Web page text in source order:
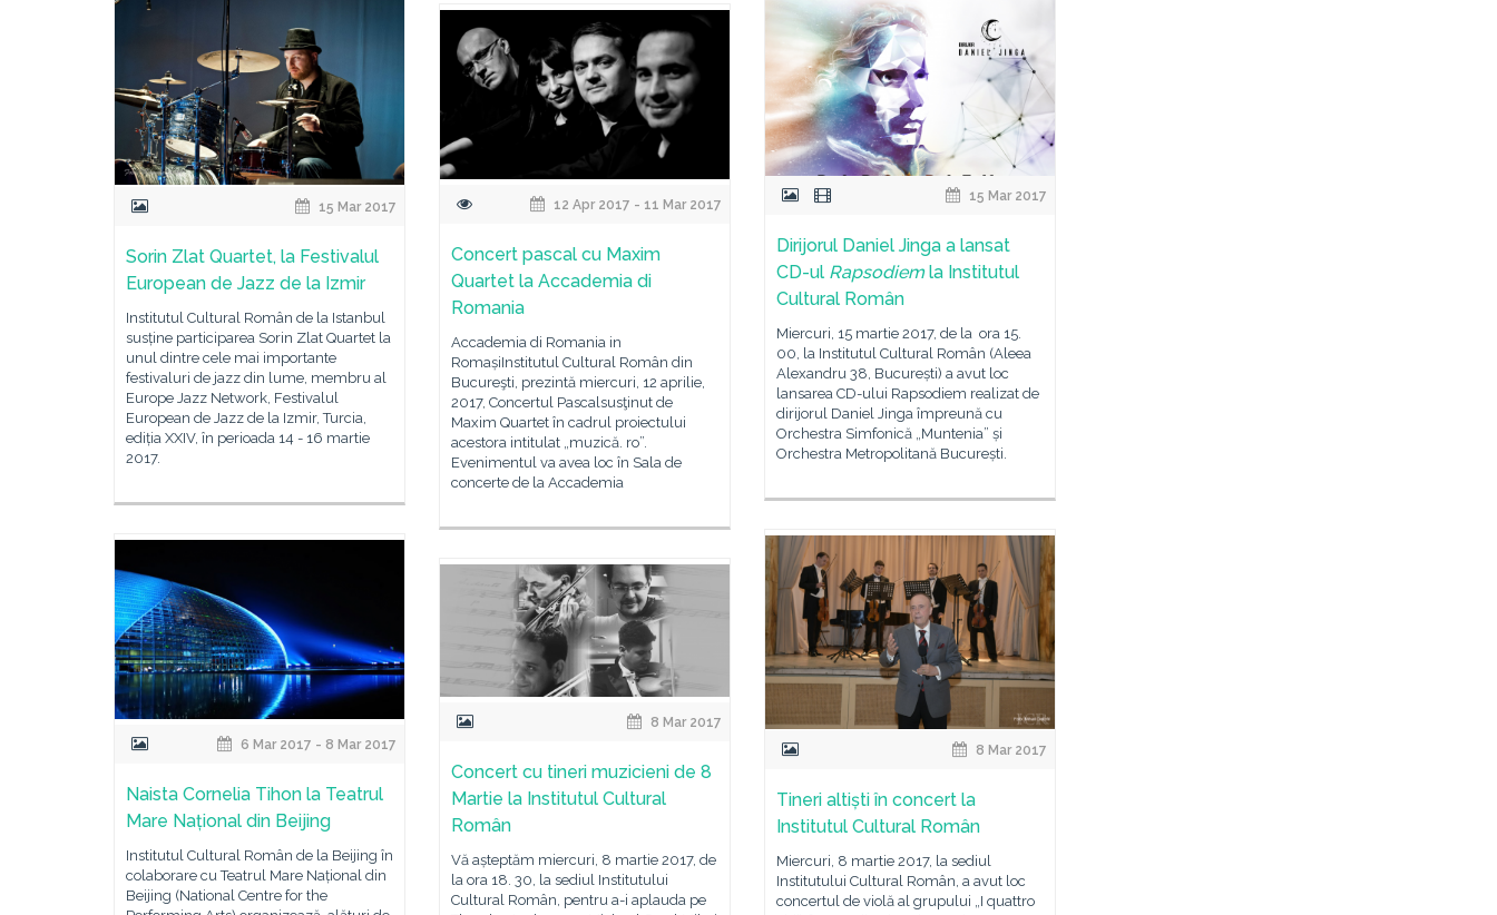
15 Mar 2017
Dirijorul Daniel Jinga a lansat
CD-ul Rapsodiemla Institutul
Cultural Român
Miercuri, 15 martie 2017, de la ora 15.
00, la Institutul Cultural Român (Aleea
Alexandru 38, București) a avut loc
lansarea CD-ului Rapsodiem realizat de
dirijorul Daniel Jinga împreună cu
Orchestra Simfonică „Muntenia” și
Orchestra Metropolitană București.
15 Mar 2017
Sorin Zlat Quartet, la Festivalul
European de Jazz de la Izmir
Institutul Cultural Român de la Istanbul
susține participarea Sorin Zlat Quartet la
unul dintre cele mai importante
festivaluri de jazz din lume, membru al
Europe Jazz Network, Festivalul
European de Jazz de la Izmir, Turcia,
ediția XXIV, în perioada 14 - 16 martie
2017.
12 Apr 2017 - 11 Mar 2017
Concert pascal cu Maxim
Quartet la Accademia di
Romania
Accademia di Romania in
RomașiInstitutul Cultural Român din
Bucureşti, prezintă miercuri, 12 aprilie,
2017, Concertul Pascalsusţinut de
Maxim Quartet în cadrul proiectului
acestora intitulat „muzică. ro”.
Evenimentul va avea loc în Sala de
concerte de la Accademia
8 Mar 2017
Tineri altiști în concert la
Institutul Cultural Român
Miercuri, 8 martie 2017, la sediul
Institutului Cultural Român, a avut loc
concertul de violă al grupului „I quattro
6 Mar 2017 - 8 Mar 2017
Naista Cornelia Tihon la Teatrul
Mare Național din Beijing
Institutul Cultural Român de la Beijing în
colaborare cu Teatrul Mare Național din
Beijing (National Centre for the
8 Mar 2017
Concert cu tineri muzicieni de 8
Martie la Institutul Cultural
Român
Vă așteptăm miercuri, 8 martie 2017, de
la ora 18. 30, la sediul Institutului
Cultural Român, pentru a-i aplauda pe